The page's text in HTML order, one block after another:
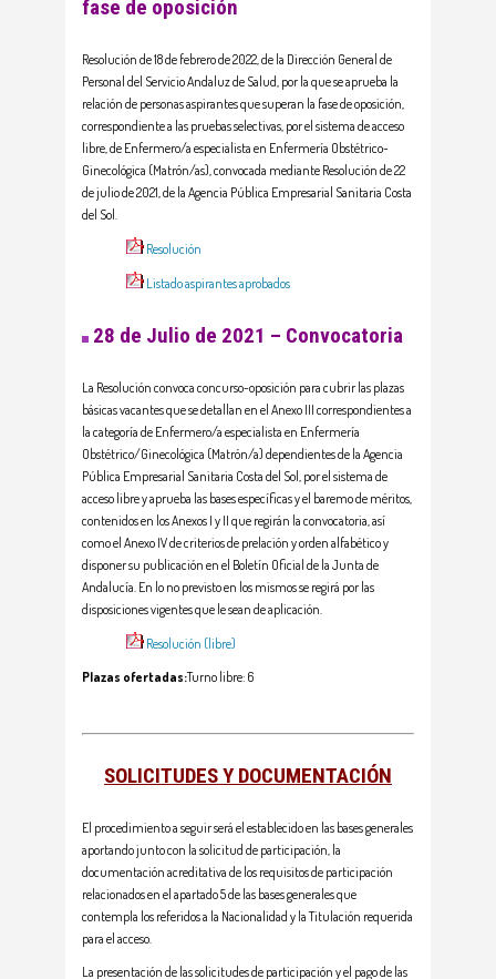
fase de oposición
Resolución de 18 de febrero de 2022, de la Dirección General de
Personal del Servicio Andaluz de Salud, por la que se aprueba la
relación de personas aspirantes que superan la fase de oposición,
correspondiente a las pruebas selectivas, por el sistema de acceso
libre, de Enfermero/a especialista en Enfermería Obstétrico-
Ginecológica (Matrón/as), convocada mediante Resolución de 22
de julio de 2021, de la Agencia Pública Empresarial Sanitaria Costa
del Sol.
Resolución
Listado aspirantes aprobados
28 de Julio de 2021 – Convocatoria
La Resolución convoca concurso-oposición para cubrir las plazas
básicas vacantes que se detallan en el Anexo III correspondientes a
la categoría de Enfermero/a especialista en Enfermería
Obstétrico/Ginecológica (Matrón/a) dependientes de la Agencia
Pública Empresarial Sanitaria Costa del Sol, por el sistema de
acceso libre y aprueba las bases específicas y el baremo de méritos,
contenidos en los Anexos I y II que regirán la convocatoria, así
como el Anexo IV de criterios de prelación y orden alfabético y
disponer su publicación en el Boletín Oficial de la Junta de
Andalucía. En lo no previsto en los mismos se regirá por las
disposiciones vigentes que le sean de aplicación.
Resolución (libre)
Plazas ofertadas:Turno libre: 6
SOLICITUDES Y DOCUMENTACIÓN
El procedimiento a seguir será el establecido en las bases generales
aportando junto con la solicitud de participación, la
documentación acreditativa de los requisitos de participación
relacionados en el apartado 5 de las bases generales que
contempla los referidos a la Nacionalidad y la Titulación requerida
para el acceso.
La presentación de las solicitudes de participación y el pago de las